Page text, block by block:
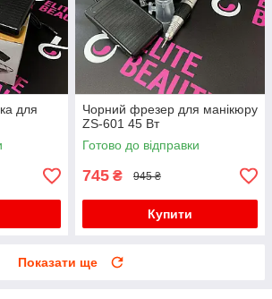
для
Чорний фрезер для манікюру
ZS-601 45 Вт
Готово до відправки
745 ₴ 945 ₴
Купити
Показати ще